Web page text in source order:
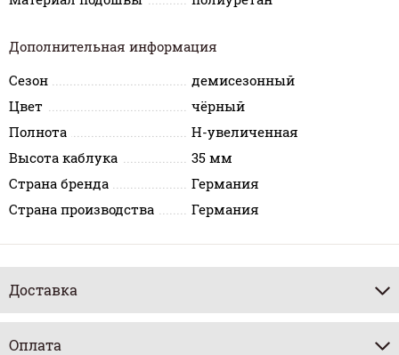
Дополнительная информация
Сезон
демисезонный
Цвет
чёрный
Полнота
H-увеличенная
Высота каблука
35 мм
Страна бренда
Германия
Страна производства
Германия
Доставка
Оплата